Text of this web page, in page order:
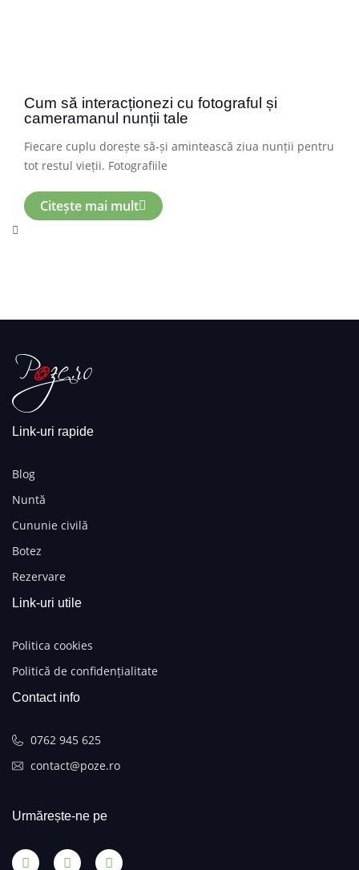
Cum să interacționezi cu fotograful și
cameramanul nunții tale
Fiecare cuplu dorește să-și amintească ziua nunții pentru
tot restul vieții. Fotografiile
Citește mai mult
Link-uri rapide
Blog
Nuntă
Cununie civilă
Botez
Rezervare
Link-uri utile
Politica cookies
Politică de confidențialitate
Contact info
0762 945 625
contact@poze.ro
Urmărește-ne pe​